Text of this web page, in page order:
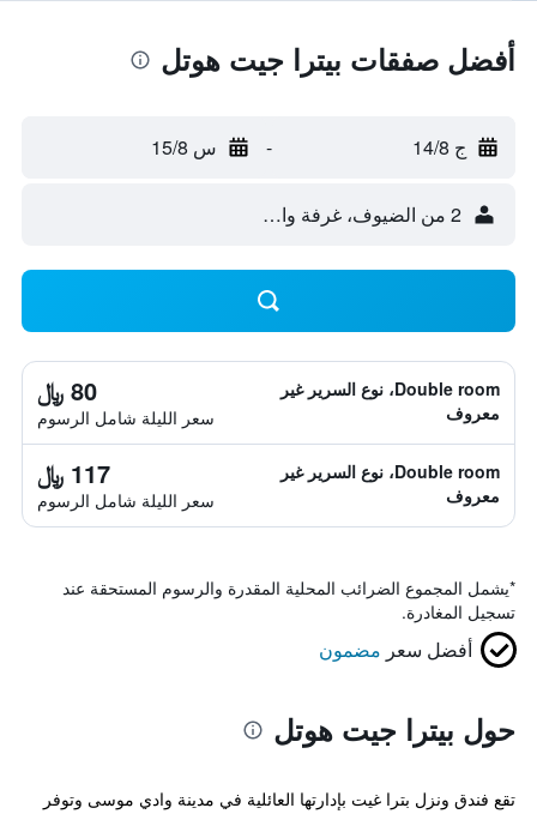
أفضل صفقات بيترا جيت هوتل
ج 14/8 - س 15/8
2 من الضيوف، غرفة واحدة
Double room، نوع السرير غير
معروف
80 ﷼
سعر الليلة شامل الرسوم
Double room، نوع السرير غير
معروف
117 ﷼
سعر الليلة شامل الرسوم
*يشمل المجموع الضرائب المحلية المقدرة والرسوم المستحقة عند
تسجيل المغادرة.
أفضل سعر مضمون
حول بيترا جيت هوتل
تقع فندق ونزل بترا غيت بإدارتها العائلية في مدينة وادي موسى وتوفر